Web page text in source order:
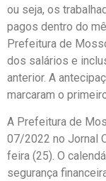
ou seja, os
pagos dentro do
Prefeitura de
dos salários e
anterior. A
marcaram o
A Prefeitura de
07/2022 no Jornal
feira (25). O
segurança